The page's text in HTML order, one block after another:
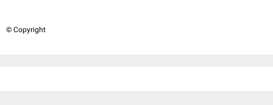
© Copyright